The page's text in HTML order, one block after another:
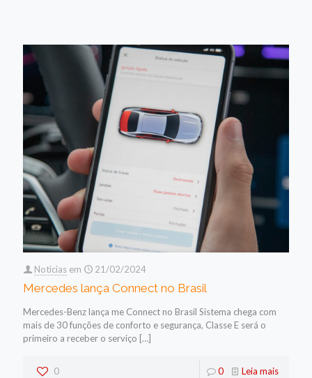
Noticias em 21/02/2024
Mercedes lança Connect no Brasil
Mercedes-Benz lança me Connect no Brasil Sistema chega com
mais de 30 funções de conforto e segurança, Classe E será o
primeiro a receber o serviço […]
0 0 Leia mais